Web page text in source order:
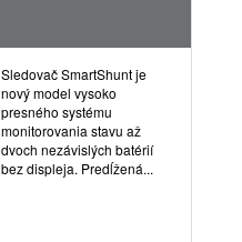
Sledovač SmartShunt je
nový model vysoko
presného systému
monitorovania stavu až
dvoch nezávislých batérií
bez displeja. Predĺžená...